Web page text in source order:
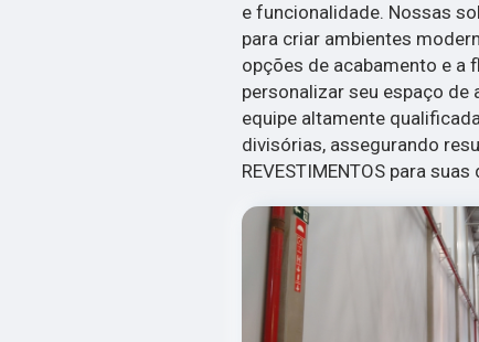
e funcionalidade. Nossas
para criar ambientes
opções de acabamento e a
personalizar seu espaço
equipe altamente
divisórias, assegurando
REVESTIMENTOS para